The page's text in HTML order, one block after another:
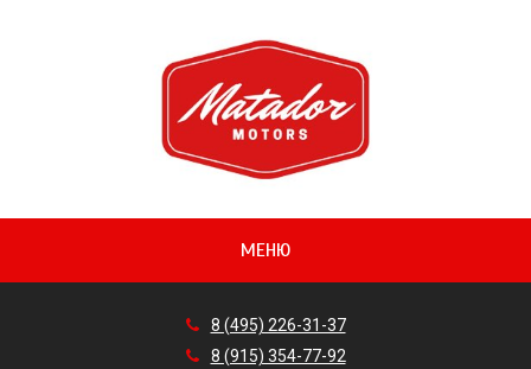
МЕНЮ
8 (495) 226-31-37
8 (915) 354-77-92